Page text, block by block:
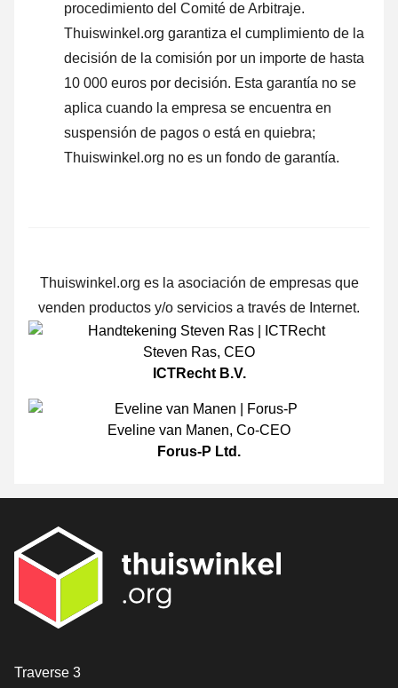
procedimiento del Comité de Arbitraje.
Thuiswinkel.org garantiza el cumplimiento de la
decisión de la comisión por un importe de hasta
10 000 euros por decisión. Esta garantía no se
aplica cuando la empresa se encuentra en
suspensión de pagos o está en quiebra;
Thuiswinkel.org no es un fondo de garantía.
Thuiswinkel.org es la asociación de empresas que
venden productos y/o servicios a través de Internet.
Steven Ras, CEO
ICTRecht B.V.
Eveline van Manen, Co-CEO
Forus-P Ltd.
[_General:Contact]
Traverse 3